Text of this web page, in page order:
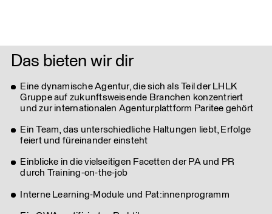
Das bieten wir dir
Eine dynamische Agentur, die sich als Teil der LHLK
Gruppe auf zukunftsweisende Branchen konzentriert
und zur internationalen Agenturplattform Paritee gehört
Ein Team, das unterschiedliche Haltungen liebt, Erfolge
feiert und füreinander einsteht
Einblicke in die vielseitigen Facetten der PA und PR
durch Training-on-the-job
Interne Learning-Module und Pat:innenprogramm